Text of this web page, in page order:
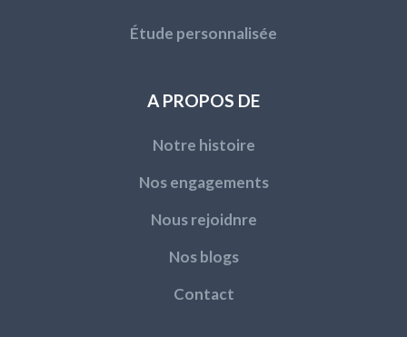
Étude personnalisée
A PROPOS DE
Notre histoire
Nos engagements
Nous rejoidnre
Nos blogs
Contact